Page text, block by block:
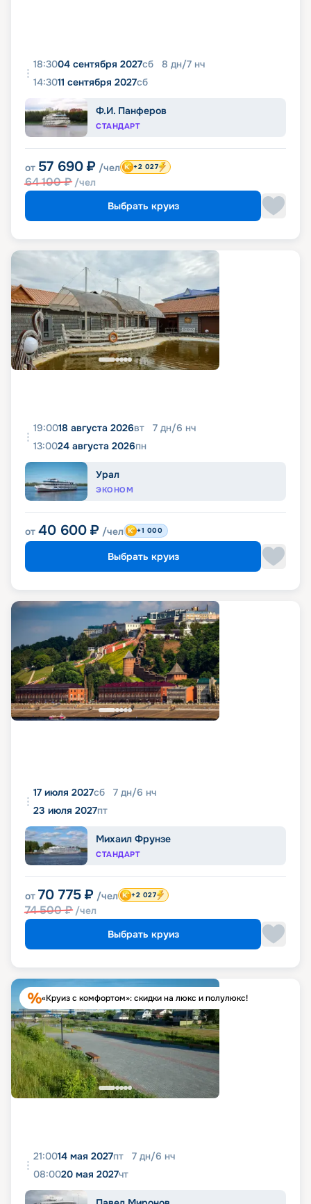
18:3004 сентября 2027сб 8 дн/7 нч
14:3011 сентября 2027сб
Ф.И. Панферов
СТАНДАРТ
от 57 690 ₽ /чел
64 100₽ /чел
+2 027
Выбрать круиз
19:0018 августа 2026вт 7 дн/6 нч
13:0024 августа 2026пн
Урал
ЭКОНОМ
от 40 600 ₽ /чел +1 000
Выбрать круиз
17 июля 2027сб 7 дн/6 нч
23 июля 2027пт
Михаил Фрунзе
СТАНДАРТ
от 70 775 ₽ /чел
74 500₽ /чел
+2 027
Выбрать круиз
«Круиз с комфортом»: скидки на люкс и полулюкс!
21:0014 мая 2027пт 7 дн/6 нч
08:0020 мая 2027чт